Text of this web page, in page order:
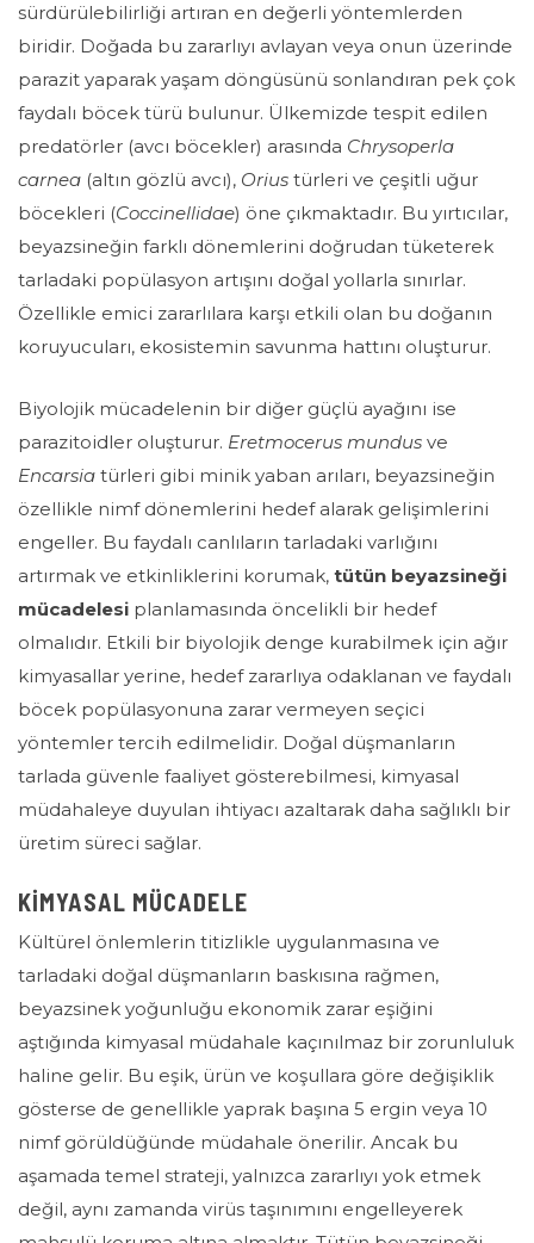
sürdürülebilirliği artıran en değerli yöntemlerden
biridir. Doğada bu zararlıyı avlayan veya onun üzerinde
parazit yaparak yaşam döngüsünü sonlandıran pek çok
faydalı böcek türü bulunur. Ülkemizde tespit edilen
predatörler (avcı böcekler) arasında Chrysoperla
carnea (altın gözlü avcı), Orius türleri ve çeşitli uğur
böcekleri (Coccinellidae) öne çıkmaktadır. Bu yırtıcılar,
beyazsineğin farklı dönemlerini doğrudan tüketerek
tarladaki popülasyon artışını doğal yollarla sınırlar.
Özellikle emici zararlılara karşı etkili olan bu doğanın
koruyucuları, ekosistemin savunma hattını oluşturur.
Biyolojik mücadelenin bir diğer güçlü ayağını ise
parazitoidler oluşturur. Eretmocerus mundus ve
Encarsia türleri gibi minik yaban arıları, beyazsineğin
özellikle nimf dönemlerini hedef alarak gelişimlerini
engeller. Bu faydalı canlıların tarladaki varlığını
artırmak ve etkinliklerini korumak, tütün beyazsineği
mücadelesi planlamasında öncelikli bir hedef
olmalıdır. Etkili bir biyolojik denge kurabilmek için ağır
kimyasallar yerine, hedef zararlıya odaklanan ve faydalı
böcek popülasyonuna zarar vermeyen seçici
yöntemler tercih edilmelidir. Doğal düşmanların
tarlada güvenle faaliyet gösterebilmesi, kimyasal
müdahaleye duyulan ihtiyacı azaltarak daha sağlıklı bir
üretim süreci sağlar.
KİMYASAL MÜCADELE
Kültürel önlemlerin titizlikle uygulanmasına ve
tarladaki doğal düşmanların baskısına rağmen,
beyazsinek yoğunluğu ekonomik zarar eşiğini
aştığında kimyasal müdahale kaçınılmaz bir zorunluluk
haline gelir. Bu eşik, ürün ve koşullara göre değişiklik
gösterse de genellikle yaprak başına 5 ergin veya 10
nimfgörüldüğünde müdahale önerilir. Ancak bu
aşamada temel strateji, yalnızca zararlıyı yok etmek
değil, aynı zamanda virüs taşınımını engelleyerek